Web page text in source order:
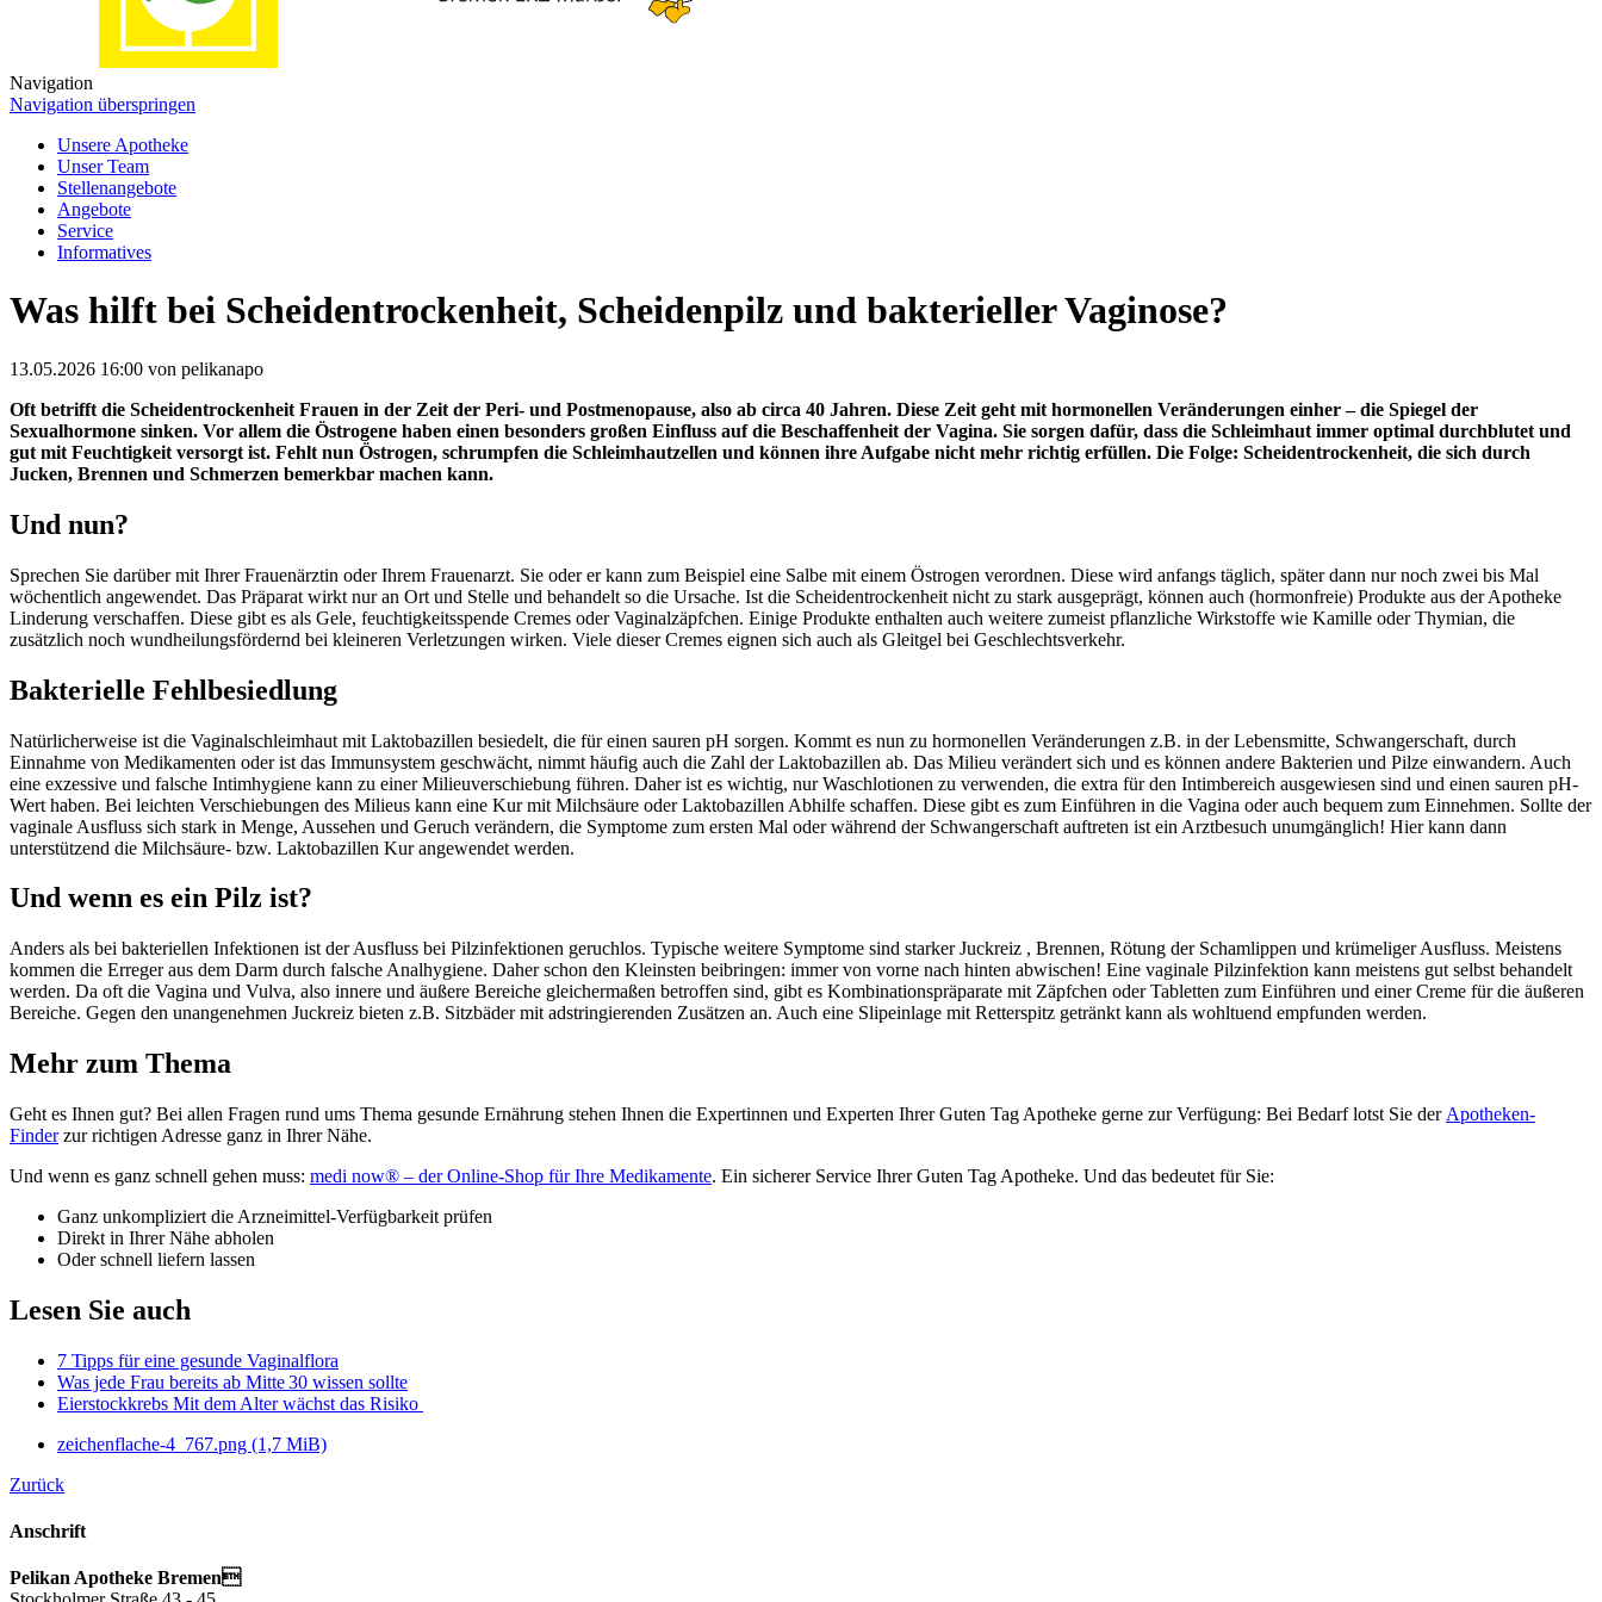
Navigation
Navigation überspringen
Unsere Apotheke
Unser Team
Stellenangebote
Angebote
Service
Informatives
Was hilft bei Scheidentrockenheit, Scheidenpilz und bakterieller Vaginose?
13.05.2026 16:00 von pelikanapo
Oft betrifft die Scheidentrockenheit Frauen in der Zeit der Peri- und Postmenopause, also ab circa 40 Jahren. Diese Zeit geht mit hormonellen Veränderungen einher – die Spiegel der
Sexualhormone sinken. Vor allem die Östrogene haben einen besonders großen Einfluss auf die Beschaffenheit der Vagina. Sie sorgen dafür, dass die Schleimhaut immer optimal durchblutet und
gut mit Feuchtigkeit versorgt ist. Fehlt nun Östrogen, schrumpfen die Schleimhautzellen und können ihre Aufgabe nicht mehr richtig erfüllen. Die Folge: Scheidentrockenheit, die sich durch
Jucken, Brennen und Schmerzen bemerkbar machen kann.
Und nun?
Sprechen Sie darüber mit Ihrer Frauenärztin oder Ihrem Frauenarzt. Sie oder er kann zum Beispiel eine Salbe mit einem Östrogen verordnen. Diese wird anfangs täglich, später dann nur noch zwei bis Mal
wöchentlich angewendet. Das Präparat wirkt nur an Ort und Stelle und behandelt so die Ursache. Ist die Scheidentrockenheit nicht zu stark ausgeprägt, können auch (hormonfreie) Produkte aus der Apotheke
Linderung verschaffen. Diese gibt es als Gele, feuchtigkeitsspende Cremes oder Vaginalzäpfchen. Einige Produkte enthalten auch weitere zumeist pflanzliche Wirkstoffe wie Kamille oder Thymian, die
zusätzlich noch wundheilungsfördernd bei kleineren Verletzungen wirken. Viele dieser Cremes eignen sich auch als Gleitgel bei Geschlechtsverkehr.
Bakterielle Fehlbesiedlung
Natürlicherweise ist die Vaginalschleimhaut mit Laktobazillen besiedelt, die für einen sauren pH sorgen. Kommt es nun zu hormonellen Veränderungen z.B. in der Lebensmitte, Schwangerschaft, durch
Einnahme von Medikamenten oder ist das Immunsystem geschwächt, nimmt häufig auch die Zahl der Laktobazillen ab. Das Milieu verändert sich und es können andere Bakterien und Pilze einwandern. Auch
eine exzessive und falsche Intimhygiene kann zu einer Milieuverschiebung führen. Daher ist es wichtig, nur Waschlotionen zu verwenden, die extra für den Intimbereich ausgewiesen sind und einen sauren pH-
Wert haben. Bei leichten Verschiebungen des Milieus kann eine Kur mit Milchsäure oder Laktobazillen Abhilfe schaffen. Diese gibt es zum Einführen in die Vagina oder auch bequem zum Einnehmen. Sollte der
vaginale Ausfluss sich stark in Menge, Aussehen und Geruch verändern, die Symptome zum ersten Mal oder während der Schwangerschaft auftreten ist ein Arztbesuch unumgänglich! Hier kann dann
unterstützend die Milchsäure- bzw. Laktobazillen Kur angewendet werden.
Und wenn es ein Pilz ist?
Anders als bei bakteriellen Infektionen ist der Ausfluss bei Pilzinfektionen geruchlos. Typische weitere Symptome sind starker Juckreiz , Brennen, Rötung der Schamlippen und krümeliger Ausfluss. Meistens
kommen die Erreger aus dem Darm durch falsche Analhygiene. Daher schon den Kleinsten beibringen: immer von vorne nach hinten abwischen! Eine vaginale Pilzinfektion kann meistens gut selbst behandelt
werden. Da oft die Vagina und Vulva, also innere und äußere Bereiche gleichermaßen betroffen sind, gibt es Kombinationspräparate mit Zäpfchen oder Tabletten zum Einführen und einer Creme für die äußeren
Bereiche. Gegen den unangenehmen Juckreiz bieten z.B. Sitzbäder mit adstringierenden Zusätzen an. Auch eine Slipeinlage mit Retterspitz getränkt kann als wohltuend empfunden werden.
Mehr zum Thema
Geht es Ihnen gut? Bei allen Fragen rund ums Thema gesunde Ernährung stehen Ihnen die Expertinnen und Experten Ihrer Guten Tag Apotheke gerne zur Verfügung: Bei Bedarf lotst Sie der Apotheken-
Finderzur richtigen Adresse ganz in Ihrer Nähe.
Und wenn es ganz schnell gehen muss: medi now® – der Online-Shop für Ihre Medikamente. Ein sicherer Service Ihrer Guten Tag Apotheke. Und das bedeutet für Sie:
Ganz unkompliziert die Arzneimittel-Verfügbarkeit prüfen
Direkt in Ihrer Nähe abholen
Oder schnell liefern lassen
Lesen Sie auch
7 Tipps für eine gesunde Vaginalflora
Was jede Frau bereits ab Mitte 30 wissen sollte
Eierstockkrebs Mit dem Alter wächst das Risiko
zeichenflache-4_767.png (1,7 MiB)
Zurück
Anschrift
Pelikan Apotheke Bremen